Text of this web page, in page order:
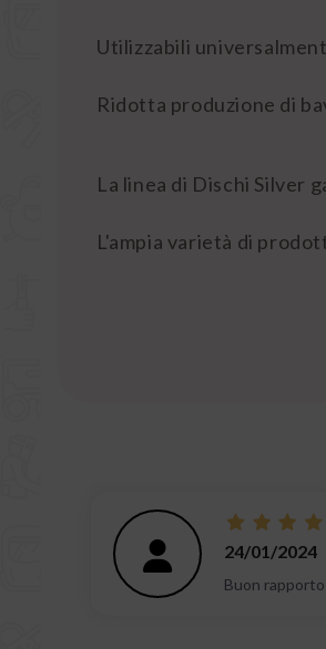
Utilizzabili
Ridotta produzione di
La linea di Dischi Silver
L'ampia varietà di
24/01/2024
Buon